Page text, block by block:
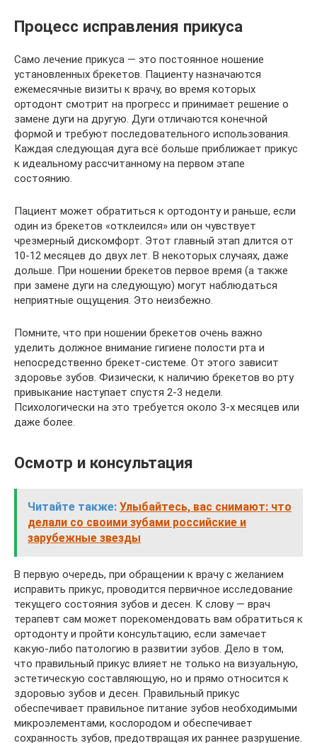
Процесс исправления прикуса
Само лечение прикуса — это постоянное ношение
установленных брекетов. Пациенту назначаются
ежемесячные визиты к врачу, во время которых
ортодонт смотрит на прогресс и принимает решение о
замене дуги на другую. Дуги отличаются конечной
формой и требуют последовательного использования.
Каждая следующая дуга всё больше приближает прикус
к идеальному рассчитанному на первом этапе
состоянию.
Пациент может обратиться к ортодонту и раньше, если
один из брекетов «отклеился» или он чувствует
чрезмерный дискомфорт. Этот главный этап длится от
10-12 месяцев до двух лет. В некоторых случаях, даже
дольше. При ношении брекетов первое время (а также
при замене дуги на следующую) могут наблюдаться
неприятные ощущения. Это неизбежно.
Помните, что при ношении брекетов очень важно
уделить должное внимание гигиене полости рта и
непосредственно брекет-системе. От этого зависит
здоровье зубов. Физически, к наличию брекетов во рту
привыкание наступает спустя 2-3 недели.
Психологически на это требуется около 3-х месяцев или
даже более.
Осмотр и консультация
Читайте также: Улыбайтесь, вас снимают: что
делали со своими зубами российские и
зарубежные звезды
В первую очередь, при обращении к врачу с желанием
исправить прикус, проводится первичное исследование
текущего состояния зубов и десен. К слову — врач
терапевт сам может порекомендовать вам обратиться к
ортодонту и пройти консультацию, если замечает
какую-либо патологию в развитии зубов. Дело в том,
что правильный прикус влияет не только на визуальную,
эстетическую составляющую, но и прямо относится к
здоровью зубов и десен. Правильный прикус
обеспечивает правильное питание зубов необходимыми
микроэлементами, кослородом и обеспечивает
сохранность зубов, предотвращая их раннее разрушение.